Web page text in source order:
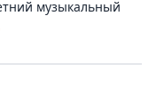
музыкальный